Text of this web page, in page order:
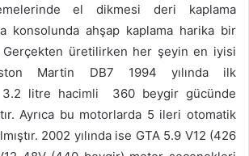
el dikmesi deri kaplama
konsolunda ahşap kaplama harika bir
Gerçekten üretilirken her şeyin en iyisi
Aston Martin DB7 1994 yılında ilk
3.2 litre hacimli 360 beygir gücünde
Ayrıca bu motorlarda 5 ileri otomatik
2002 yılında ise GTA 5.9 V12 (426